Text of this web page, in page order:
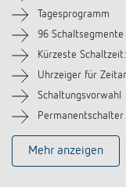
Ähnliche
Tagesprogramm
96 Schaltsegmente
Kürzeste
Uhrzeiger für
Schaltungsvorwahl
Mehr anzeigen